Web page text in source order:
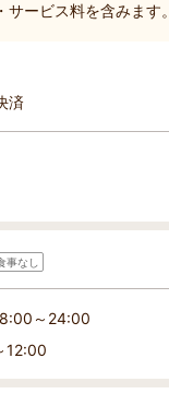
サービス料を含みます。
済
事なし
～24:00
12:00